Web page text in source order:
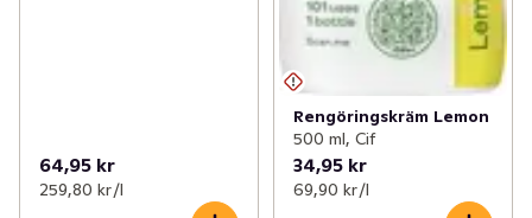
64,95 kr
259,80 kr /l
Rengöringskräm Lemon
500 ml, Cif
34,95 kr
69,90 kr /l